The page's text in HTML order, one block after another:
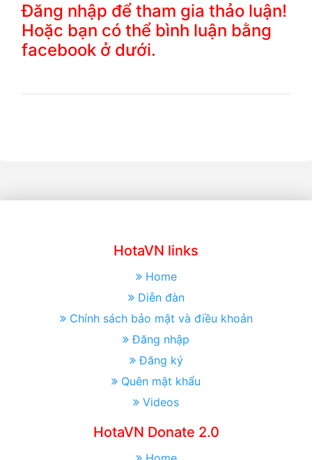
Đăng nhập để tham gia thảo luận!
Hoặc bạn có thể bình luận bằng
facebook ở dưới.
HotaVN links
Home
Diễn đàn
Chính sách bảo mật và điều khoản
Đăng nhập
Đăng ký
Quên mật khẩu
Videos
HotaVN Donate 2.0